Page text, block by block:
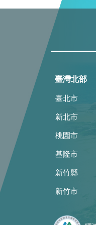
臺灣北部
臺北市
新北市
桃園市
基隆市
新竹縣
新竹市